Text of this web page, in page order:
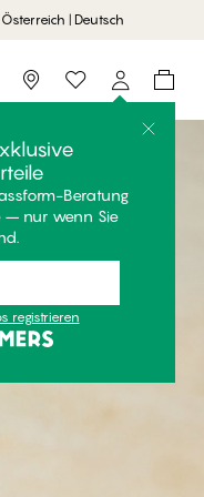
Österreich | Deutsch
Storefinder
Beratung
– nur wenn Sie
registrieren